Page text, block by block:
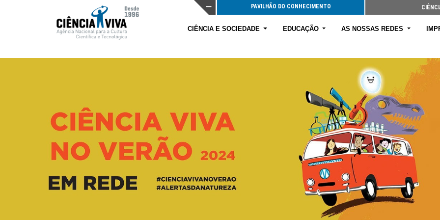
PAVILHÃO DO CONHECIMENTO
CIÊNCIA E SOCIEDADE EDUCAÇÃO AS NOSSAS REDES